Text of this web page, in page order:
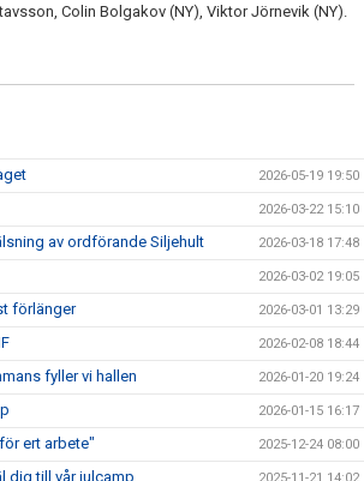
Colin Bolgakov (NY), Viktor Jörnevik (NY).
2026-05-19 19:50
2026-03-22 15:10
av ordförande Siljehult 2026-03-18 17:48
2026-03-02 19:05
förlänger 2026-03-01 13:29
2026-02-08 18:44
fyller vi hallen 2026-01-20 19:24
2026-01-15 16:17
ert arbete" 2025-12-24 08:00
dig till vår julcamp 2025-11-21 14:02